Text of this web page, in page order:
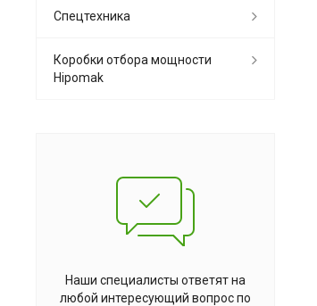
Спецтехника
Коробки отбора мощности
Hipomak
Наши специалисты ответят на
любой интересующий вопрос по